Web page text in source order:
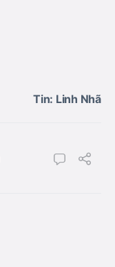
Tin: Linh Nhã